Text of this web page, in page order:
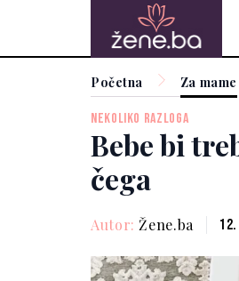
Početna Za mame
NEKOLIKO RAZLOGA
Bebe bi
čega
Autor: Žene.ba